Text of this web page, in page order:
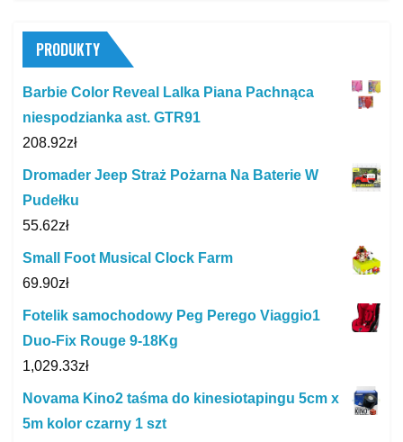
PRODUKTY
Barbie Color Reveal Lalka Piana Pachnąca
niespodzianka ast. GTR91
208.92zł
Dromader Jeep Straż Pożarna Na Baterie W
Pudełku
55.62zł
Small Foot Musical Clock Farm
69.90zł
Fotelik samochodowy Peg Perego Viaggio1
Duo-Fix Rouge 9-18Kg
1,029.33zł
Novama Kino2 taśma do kinesiotapingu 5cm x
5m kolor czarny 1 szt